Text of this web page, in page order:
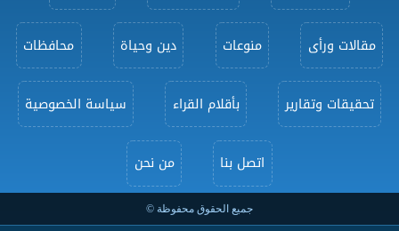
مقالات ورأى منوعات دين وحياة محافظات
تحقيقات وتقارير بأقلام القراء سياسة الخصوصية
اتصل بنا من نحن
جميع الحقوق محفوظة ©